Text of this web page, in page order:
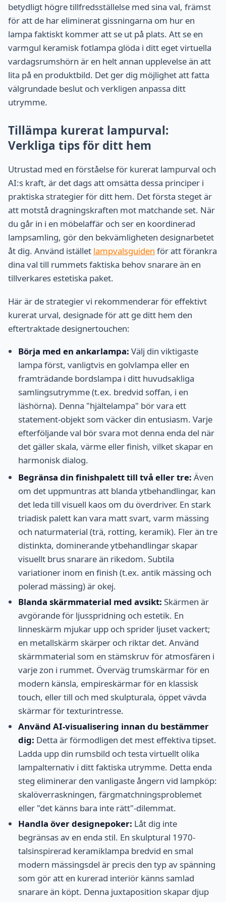
betydligt högre tillfredsställelse med sina val, främst
för att de har eliminerat gissningarna om hur en
lampa faktiskt kommer att se ut på plats. Att se en
varmgul keramisk fotlampa glöda i ditt eget virtuella
vardagsrumshörn är en helt annan upplevelse än att
lita på en produktbild. Det ger dig möjlighet att fatta
välgrundade beslut och verkligen anpassa ditt
utrymme.
Tillämpa kurerat lampurval:
Verkliga tips för ditt hem
Utrustad med en förståelse för kurerat lampurval och
AI:s kraft, är det dags att omsätta dessa principer i
praktiska strategier för ditt hem. Det första steget är
att motstå dragningskraften mot matchande set. När
du går in i en möbelaffär och ser en koordinerad
lampsamling, gör den bekvämligheten designarbetet
åt dig. Använd istället lampvalsguiden för att förankra
dina val till rummets faktiska behov snarare än en
tillverkares estetiska paket.
Här är de strategier vi rekommenderar för effektivt
kurerat urval, designade för att ge ditt hem den
eftertraktade designertouchen:
Börja med en ankarlampa: Välj din viktigaste
lampa först, vanligtvis en golvlampa eller en
framträdande bordslampa i ditt huvudsakliga
samlingsutrymme (t.ex. bredvid soffan, i en
läshörna). Denna "hjältelampa" bör vara ett
statement-objekt som väcker din entusiasm. Varje
efterföljande val bör svara mot denna enda del när
det gäller skala, värme eller finish, vilket skapar en
harmonisk dialog.
Begränsa din finishpalett till två eller tre: Även
om det uppmuntras att blanda ytbehandlingar, kan
det leda till visuell kaos om du överdriver. En stark
triadisk palett kan vara matt svart, varm mässing
och naturmaterial (trä, rotting, keramik). Fler än tre
distinkta, dominerande ytbehandlingar skapar
visuellt brus snarare än rikedom. Subtila
variationer inom en finish (t.ex. antik mässing och
polerad mässing) är okej.
Blanda skärmmaterial med avsikt: Skärmen är
avgörande för ljusspridning och estetik. En
linneskärm mjukar upp och sprider ljuset vackert;
en metallskärm skärper och riktar det. Använd
skärmmaterial som en stämskruv för atmosfären i
varje zon i rummet. Överväg trumskärmar för en
modern känsla, empireskärmar för en klassisk
touch, eller till och med skulpturala, öppet vävda
skärmar för texturintresse.
Använd AI-visualisering innan du bestämmer
dig: Detta är förmodligen det mest effektiva tipset.
Ladda upp din rumsbild och testa virtuellt olika
lampalternativ i ditt faktiska utrymme. Detta enda
steg eliminerar den vanligaste ångern vid lampköp:
skalöverraskningen, färgmatchningsproblemet
eller "det känns bara inte rätt"-dilemmat.
Handla över designepoker: Låt dig inte
begränsas av en enda stil. En skulptural 1970-
talsinspirerad keramiklampa bredvid en smal
modern mässingsdel är precis den typ av spänning
som gör att en kurerad interiör känns samlad
snarare än köpt. Denna juxtaposition skapar djup